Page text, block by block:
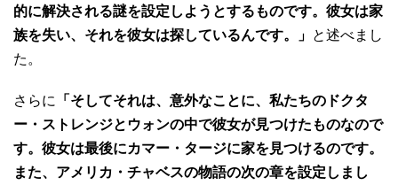
的に解決される謎を設定しようとするものです。彼女は家
族を失い、それを彼女は探しているんです。」
と述べまし
た。
さらに
「そしてそれは、意外なことに、私たちのドクタ
ー・ストレンジとウォンの中で彼女が見つけたものなので
す。彼女は最後にカマー・タージに家を見つけるのです。
また、アメリカ・チャベスの物語の次の章を設定しまし